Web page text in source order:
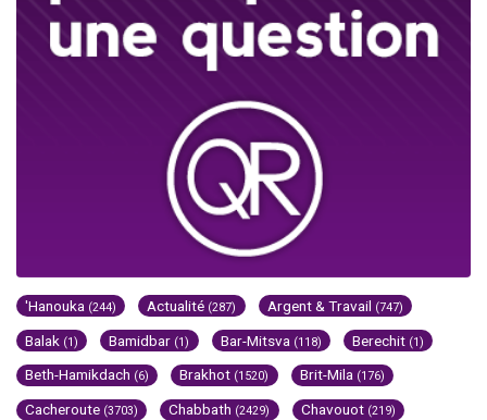
'Hanouka (244) Actualité (287) Argent & Travail (747)
Balak (1) Bamidbar (1) Bar-Mitsva (118) Berechit (1)
Beth-Hamikdach (6) Brakhot (1520) Brit-Mila (176)
Cacheroute (3703) Chabbath (2429) Chavouot (219)